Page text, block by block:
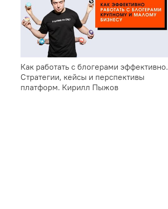
Как работать с блогерами эффективно.
Стратегии, кейсы и перспективы
платформ. Кирилл Пыжов